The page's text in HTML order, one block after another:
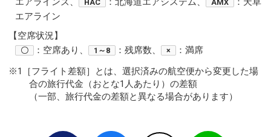
HAC AMX
エアライン
【空席状況】
〇 ：空席あり、 1～8 ：残席数、 ×
：満席
※1［フライト差額］とは、選択済みの航空便から変更した場
合の旅行代金（おとな1人あたり）の差額
（一部、旅行代金の差額と異なる場合があります）